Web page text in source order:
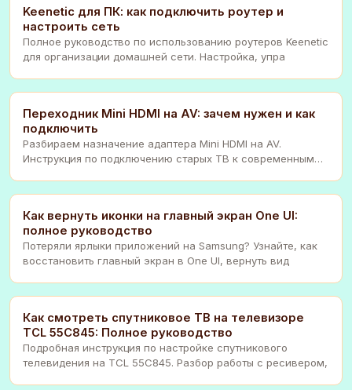
Keenetic для ПК: как подключить роутер и
настроить сеть
Полное руководство по использованию роутеров Keenetic
для организации домашней сети. Настройка, упра
Переходник Mini HDMI на AV: зачем нужен и как
подключить
Разбираем назначение адаптера Mini HDMI на AV.
Инструкция по подключению старых ТВ к современным
Как вернуть иконки на главный экран One UI:
полное руководство
Потеряли ярлыки приложений на Samsung? Узнайте, как
восстановить главный экран в One UI, вернуть вид
Как смотреть спутниковое ТВ на телевизоре
TCL 55C845: Полное руководство
Подробная инструкция по настройке спутникового
телевидения на TCL 55C845. Разбор работы с ресивером,